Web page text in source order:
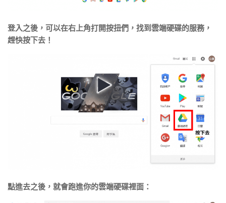
登入之後，可以在右上角打開按扭們，找到雲端硬碟的服務，
趕快按下去！
點進去之後，就會跑進你的雲端硬碟裡面：